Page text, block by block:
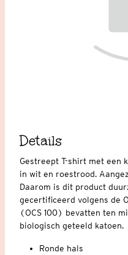
Details
Gestreept T-shirt met een
in wit en roestrood.
Daarom is dit product
gecertificeerd volgens de
(OCS 100) bevatten ten
biologisch geteeld katoen.
Ronde hals